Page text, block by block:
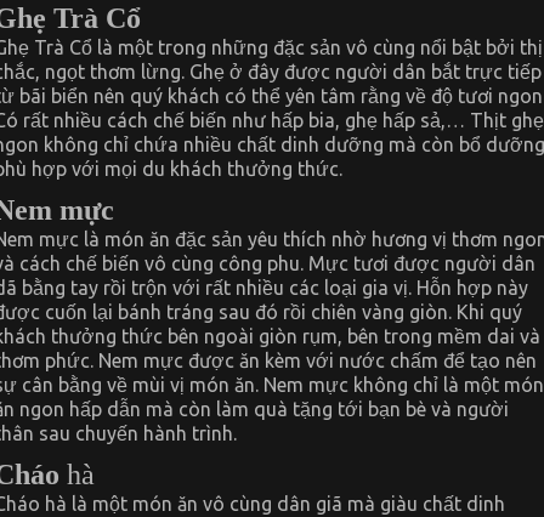
Trà Cổ
Trà Cổ là một trong những đặc sản vô cùng nổi bật bởi
ngọt thơm lừng. Ghẹ ở đây được người dân bắt trực tiếp
bãi biển nên quý khách có thể yên tâm rằng về độ tươi
rất nhiều cách chế biến như hấp bia, ghẹ hấp sả,… Thịt ghẹ
không chỉ chứa nhiều chất dinh dưỡng mà còn bổ dưỡng
hợp với mọi du khách thưởng thức.
mực
mực là món ăn đặc sản yêu thích nhờ hương vị thơm
cách chế biến vô cùng công phu. Mực tươi được người dân
bằng tay rồi trộn với rất nhiều các loại gia vị. Hỗn hợp này
cuốn lại bánh tráng sau đó rồi chiên vàng giòn. Khi quý
thưởng thức bên ngoài giòn rụm, bên trong mềm dai và
phức. Nem mực được ăn kèm với nước chấm để tạo nên
cân bằng về mùi vị món ăn. Nem mực không chỉ là một món
ngon hấp dẫn mà còn làm quà tặng tới bạn bè và người
sau chuyến hành trình.
hà
hà là một món ăn vô cùng dân giã mà giàu chất dinh